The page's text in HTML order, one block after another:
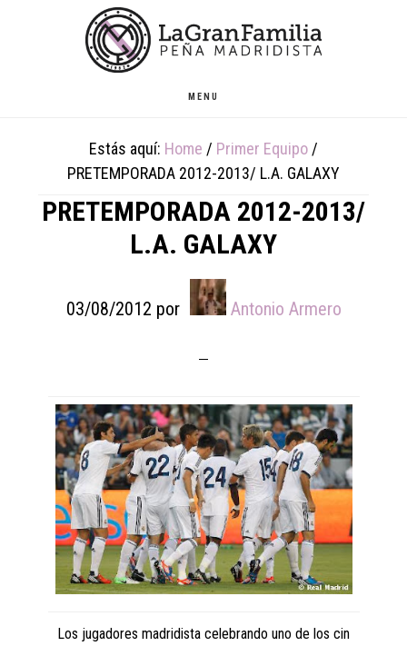
MENU
Estás aquí: Home / Primer Equipo /
PRETEMPORADA 2012-2013/ L.A. GALAXY
PRETEMPORADA 2012-2013/
L.A. GALAXY
03/08/2012 por Antonio Armero
Los jugadores madridista celebrando uno de los cin